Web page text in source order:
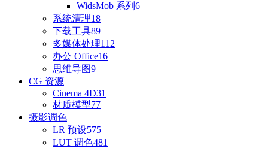
WidsMob 系列 6
系统清理18
下载工具89
多媒体处理112
办公 Office16
思维导图9
CG 资源
Cinema 4D31
材质模型77
摄影调色
LR 预设575
LUT 调色481